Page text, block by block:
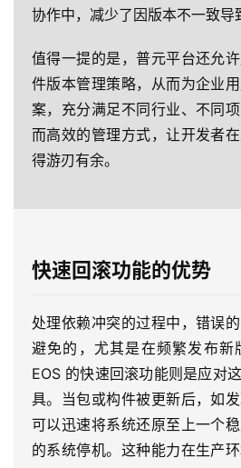
协作中，减少了因版本不一致导
值得一提的是，普元平台还允
件版本管理策略，从而为企业
案，充分满足不同行业、不同
而高效的管理方式，让开发者
得游刃有余。
快速回滚功能的优势
处理依赖冲突的过程中，错误
避免的，尤其是在频繁发布新
EOS 的快速回滚功能则是应对
具。当包或构件被更新后，如
可以迅速将系统还原至上一个
的系统停机。这种能力在生产